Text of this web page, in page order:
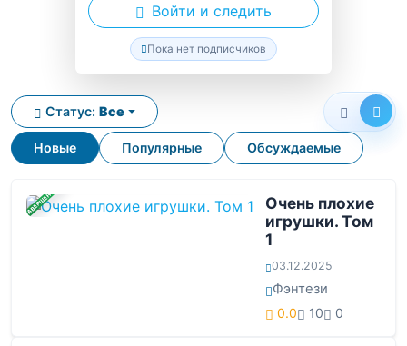
Войти и следить
Пока нет подписчиков
Новые Популярные Обсуждаемые
Статус: Все
ЗАВЕРШЕНА
Очень плохие
игрушки. Том
1
03.12.2025
Фэнтези
0.0 10 0